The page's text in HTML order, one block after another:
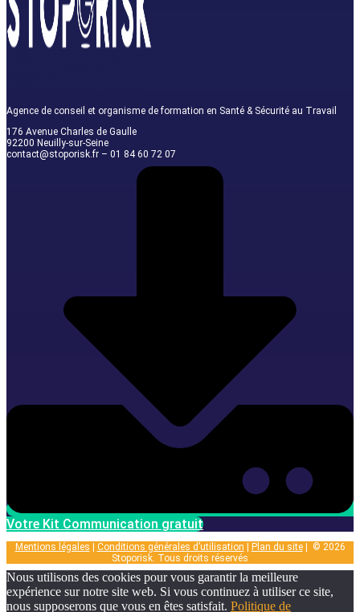
Agence de conseil et organisme de formation en Santé & Sécurité au Travail
176 Avenue Charles de Gaulle
92200 Neuilly-sur-Seine
contact@stoporisk.fr – 01 84 60 72 07
Votre Kit Communication gratuit
Mentions légales | Conditions générales d’utilisation | Plan du site| © 2026
Stoporisk. Tous droits réservés
Nous utilisons des cookies pour vous garantir la meilleure
expérience sur notre site web. Si vous continuez à utiliser ce site,
nous supposerons que vous en êtes satisfait. Politique de